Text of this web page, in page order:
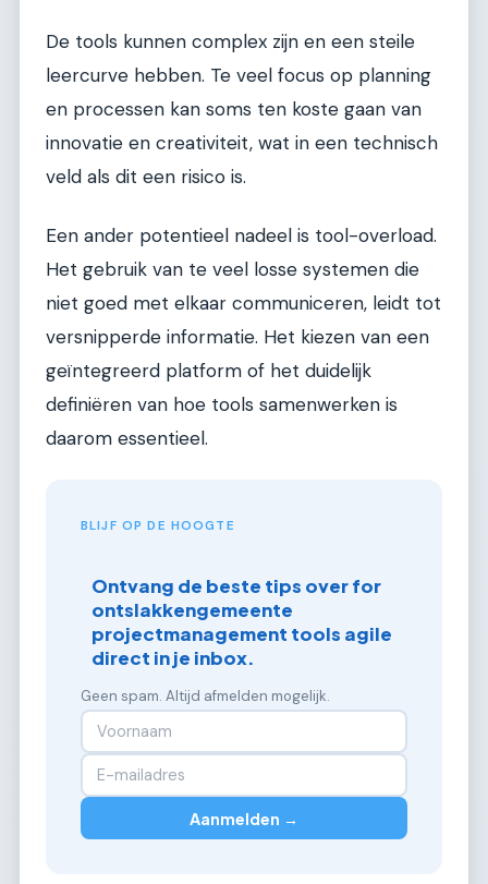
De tools kunnen complex zijn en een steile
leercurve hebben. Te veel focus op planning
en processen kan soms ten koste gaan van
innovatie en creativiteit, wat in een technisch
veld als dit een risico is.
Een ander potentieel nadeel is tool-overload.
Het gebruik van te veel losse systemen die
niet goed met elkaar communiceren, leidt tot
versnipperde informatie. Het kiezen van een
geïntegreerd platform of het duidelijk
definiëren van hoe tools samenwerken is
daarom essentieel.
BLIJF OP DE HOOGTE
Ontvang de beste tips over for
ontslakkengemeente
projectmanagement tools agile
direct in je inbox.
Geen spam. Altijd afmelden mogelijk.
Aanmelden →